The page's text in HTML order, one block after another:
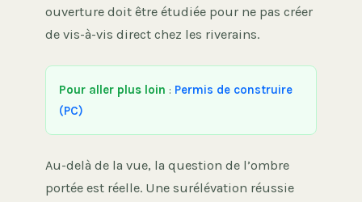
ouverture doit être étudiée pour ne pas créer
de vis-à-vis direct chez les riverains.
Pour aller plus loin : Permis de construire
(PC)
Au-delà de la vue, la question de l’ombre
portée est réelle. Une surélévation réussie